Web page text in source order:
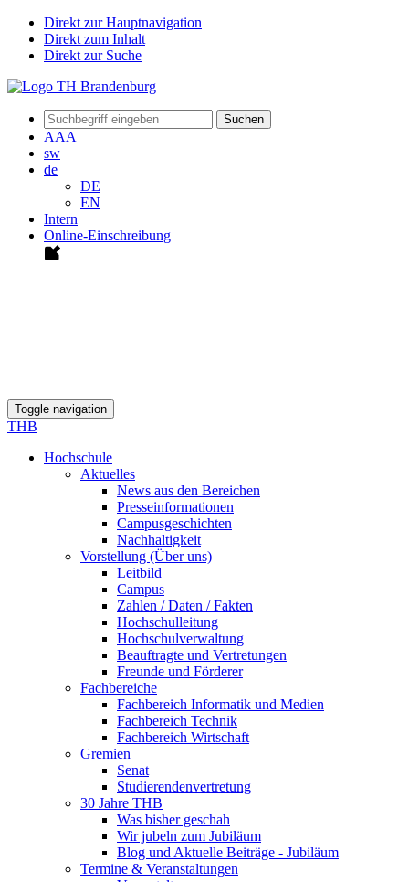
Direkt zur Hauptnavigation
Direkt zum Inhalt
Direkt zur Suche
Suchen
AAA
sw
de
DE
EN
Intern
Online-Einschreibung
Toggle navigation
THB
Hochschule
Aktuelles
News aus den Bereichen
Presseinformationen
Campusgeschichten
Nachhaltigkeit
Vorstellung (Über uns)
Leitbild
Campus
Zahlen / Daten / Fakten
Hochschulleitung
Hochschulverwaltung
Beauftragte und Vertretungen
Freunde und Förderer
Fachbereiche
Fachbereich Informatik und Medien
Fachbereich Technik
Fachbereich Wirtschaft
Gremien
Senat
Studierendenvertretung
30 Jahre THB
Was bisher geschah
Wir jubeln zum Jubiläum
Blog und Aktuelle Beiträge - Jubiläum
Termine & Veranstaltungen